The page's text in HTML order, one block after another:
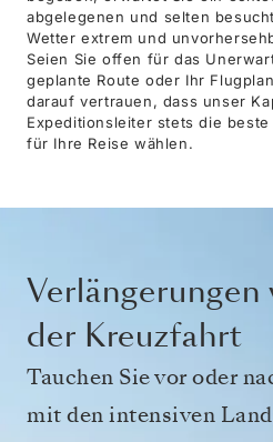
abgelegenen und selten
Wetter extrem und
Seien Sie offen für das
geplante Route oder Ihr
darauf vertrauen, dass unser
Expeditionsleiter stets die
für Ihre Reise wählen.
der Kreuzfahrt
Tauchen Sie vor oder
mit den intensiven